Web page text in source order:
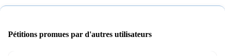
Pétitions promues par d'autres utilisateurs